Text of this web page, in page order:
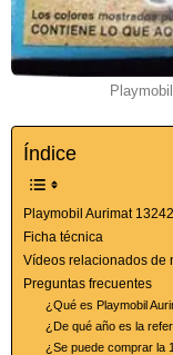
Índice
Playmobil Aurimat
Ficha técnica
Vídeos relacionados de
Preguntas frecuentes
¿Qué es Playmobil
¿De qué año es la
¿Se puede comprar la